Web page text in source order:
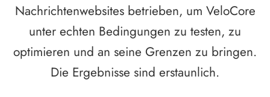
Nachrichtenwebsites betrieben, um VeloCore
unter echten Bedingungen zu testen, zu
optimieren und an seine Grenzen zu bringen.
Die Ergebnisse sind erstaunlich.